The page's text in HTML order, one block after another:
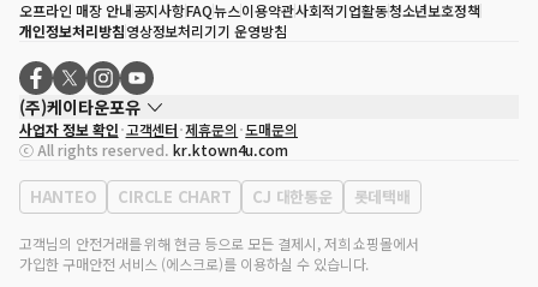
오프라인 매장 안내공지사항FAQ뉴스이용약관사회적기업활동청소년보호정책
개인정보처리방침영상정보처리기기 운영방침
(주)케이타운포유
대표자
송효민
사업자등록번호
120-87-71116
통신판매업 신고번호 제2011-서울강남-02223
대표전화
02-552-9855
사업자 정보 확인 고객센터 제휴문의 도매문의
ⓒ All rights reserved. kr.ktown4u.com
HANTEO CIRCLE CHART CJ 대한통운 롯데택배
고객님의 안전거래를 위해 현금 등으로 모든 결제시, 저희 쇼핑몰에서
가입한 구매안전 서비스 (에스크로)를 이용하실 수 있습니다.